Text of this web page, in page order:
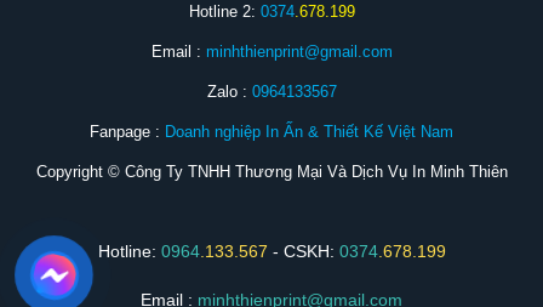
Hotline 2: 0374.678.199
Email : minhthienprint@gmail.com
Zalo : 0964133567
Fanpage : Doanh nghiệp In Ấn & Thiết Kế Việt Nam
Copyright © Công Ty TNHH Thương Mại Và Dịch Vụ In Minh Thiên
Hotline: 0964.133.567 - CSKH: 0374.678.199
Email : minhthienprint@gmail.com